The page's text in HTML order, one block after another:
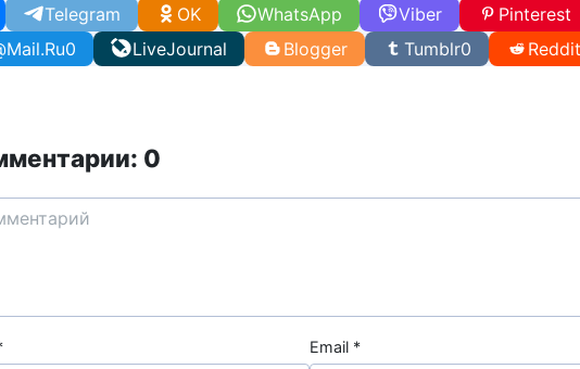
WhatsApp
Telegram Viber
OK
LiveJournal
0 Tumblr0
Pinterest
Reddit
Blogger
0
Email *